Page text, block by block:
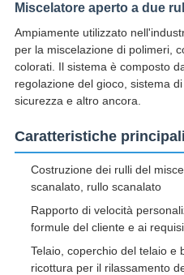
Miscelatore aperto a due
Ampiamente utilizzato
per la miscelazione di polimeri,
colorati. Il sistema è composto
regolazione del gioco, sistema
sicurezza e altro ancora.
Caratteristiche principali
Costruzione dei rulli del
scanalato, rullo scanalato
Rapporto di velocità
formule del cliente e ai
Telaio, coperchio del telaio e
ricottura per il rilassamento